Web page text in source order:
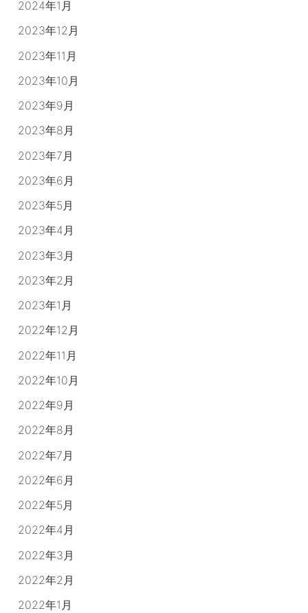
2024年1月
2023年12月
2023年11月
2023年10月
2023年9月
2023年8月
2023年7月
2023年6月
2023年5月
2023年4月
2023年3月
2023年2月
2023年1月
2022年12月
2022年11月
2022年10月
2022年9月
2022年8月
2022年7月
2022年6月
2022年5月
2022年4月
2022年3月
2022年2月
2022年1月